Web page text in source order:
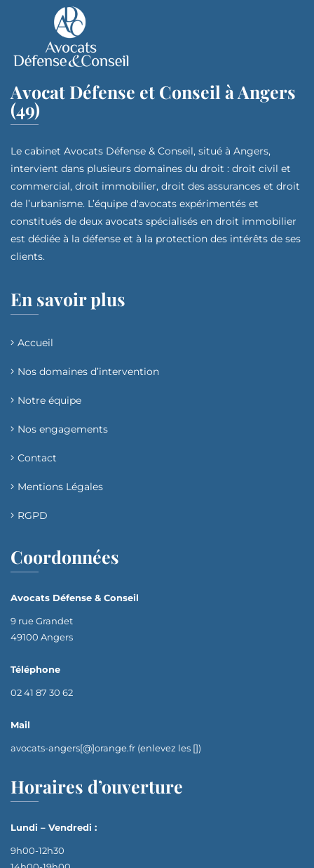
Avocat Défense et Conseil à Angers
(49)
Le cabinet Avocats Défense & Conseil, situé à Angers,
intervient dans plusieurs domaines du droit : droit civil et
commercial, droit immobilier, droit des assurances et droit
de l’urbanisme. L’équipe d'avocats expérimentés et
constitués de deux avocats spécialisés en droit immobilier
est dédiée à la défense et à la protection des intérêts de ses
clients.
En savoir plus
Accueil
Nos domaines d’intervention​
Notre équipe
Nos engagements
Contact
Mentions Légales
RGPD
Coordonnées
Avocats Défense & Conseil
9 rue Grandet
49100 Angers
Téléphone
02 41 87 30 62
Mail
avocats-angers[@]orange.fr (enlevez les [])
Horaires d’ouverture
Lundi – Vendredi :
9h00-12h30